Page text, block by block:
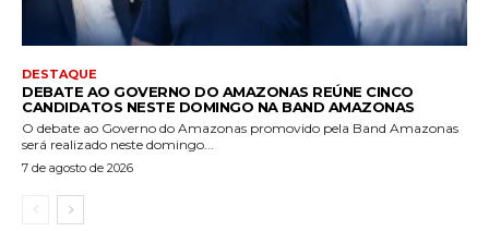
DESTAQUE
DEBATE AO GOVERNO DO AMAZONAS REÚNE CINCO
CANDIDATOS NESTE DOMINGO NA BAND AMAZONAS
O debate ao Governo do Amazonas promovido pela Band Amazonas
será realizado neste domingo...
7 de agosto de 2026